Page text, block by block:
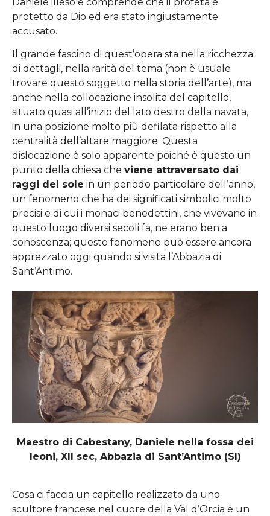
protetto da Dio ed era stato ingiustamente
accusato.
Il grande fascino di quest’opera sta nella ricchezza
di dettagli, nella rarità del tema (non è usuale
trovare questo soggetto nella storia dell’arte), ma
anche nella collocazione insolita del capitello,
situato quasi all’inizio del lato destro della navata,
in una posizione molto più defilata rispetto alla
centralità dell’altare maggiore. Questa
dislocazione è solo apparente poiché è questo un
punto della chiesa che viene attraversato dai
raggi del sole in un periodo particolare dell’anno,
un fenomeno che ha dei significati simbolici molto
precisi e di cui i monaci benedettini, che vivevano in
questo luogo diversi secoli fa, ne erano ben a
conoscenza; questo fenomeno può essere ancora
apprezzato oggi quando si visita l’Abbazia di
Sant’Antimo.
Maestro di Cabestany, Daniele nella fossa dei
leoni, XII sec, Abbazia di Sant’Antimo (SI)
Cosa ci faccia un capitello realizzato da uno
scultore francese nel cuore della Val d’Orcia è un